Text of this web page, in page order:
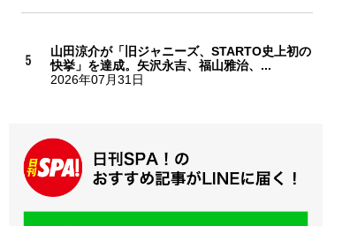
山田涼介が「旧ジャニーズ、STARTO史上初の
快挙」を達成。矢沢永吉、福山雅治、...
2026年07月31日